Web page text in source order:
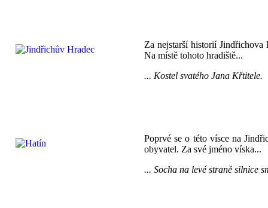
Za nejstarší historií Jindřichova
Na místě tohoto hradiště...
... Kostel svatého Jana Křtitele.
Poprvé se o této vísce na
obyvatel. Za své jméno víska...
... Socha na levé straně silnice